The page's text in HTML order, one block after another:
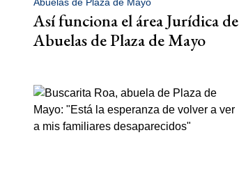
Así funciona el área Jurídica de
Abuelas de Plaza de Mayo